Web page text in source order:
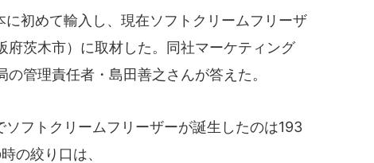
初めて輸入し、現在ソフトクリームフリーザ
府茨木市）に取材した。同社マーケティング
管理責任者・島田善之さんが答えた。
フトクリームフリーザーが誕生したのは193
の絞り口は、